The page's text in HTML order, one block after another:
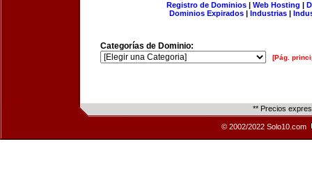
Registro de Dominios| Web Hosting |
Dominios Expirados | Industrias |
Categorías de Dominio:
[Pág.
** Precios
© 2002/2022 Solo10.com